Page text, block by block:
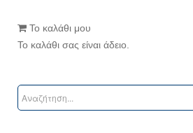
Το καλάθι μου
Το καλάθι σας είναι άδειο.